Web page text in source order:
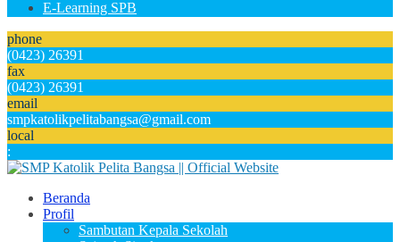
E-Learning SPB
phone
(0423) 26391
fax
(0423) 26391
email
smpkatolikpelitabangsa@gmail.com
local
:
Beranda
Profil
Sambutan Kepala Sekolah